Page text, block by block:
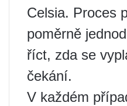
Celsia. Proces
poměrně
říct, zda se
čekání.
V každém